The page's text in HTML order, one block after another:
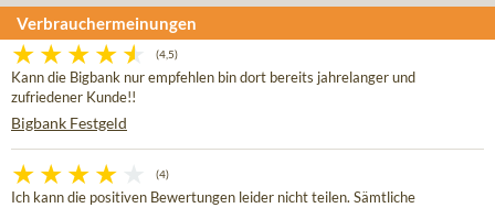
Verbrauchermeinungen
(4,5)
Kann die Bigbank nur empfehlen bin dort bereits jahrelanger und
zufriedener Kunde!!
Bigbank Festgeld
(4)
Ich kann die positiven Bewertungen leider nicht teilen. Sämtliche